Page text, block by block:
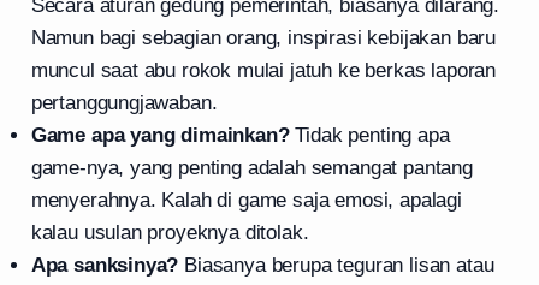
Secara aturan gedung pemerintah, biasanya dilarang.
Namun bagi sebagian orang, inspirasi kebijakan baru
muncul saat abu rokok mulai jatuh ke berkas laporan
pertanggungjawaban.
Game apa yang dimainkan?Tidak penting apa
game-nya, yang penting adalah semangat pantang
menyerahnya. Kalah di game saja emosi, apalagi
kalau usulan proyeknya ditolak.
Apa sanksinya? Biasanya berupa teguran lisan atau